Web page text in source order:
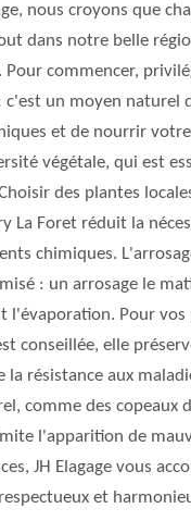
nous croyons que
dans notre belle
Pour commencer,
c'est un moyen naturel
et de nourrir votre
végétale, qui est
des plantes
La Foret réduit la
chimiques.
: un arrosage le
l'évaporation. Pour vos
conseillée, elle
la résistance aux
comme des copeaux
l'apparition de
JH Elagage vous
et